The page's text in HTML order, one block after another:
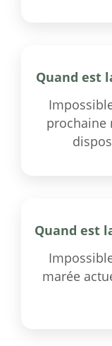
Quand est
prochaine
Quand est
marée